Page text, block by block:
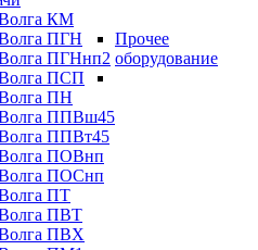
КМ
ПГН
ПГНнп2
ПСП
ПН
ППВш45
ППВт45
ПОВнп
ПОСнп
ПТ
ПВТ
ПВХ
Прочее
оборудование